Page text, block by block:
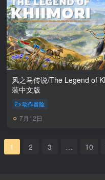
风之马传说/The Legend of Khiimori
装中文版
动作冒险
7月12日
1 2 3 … 10